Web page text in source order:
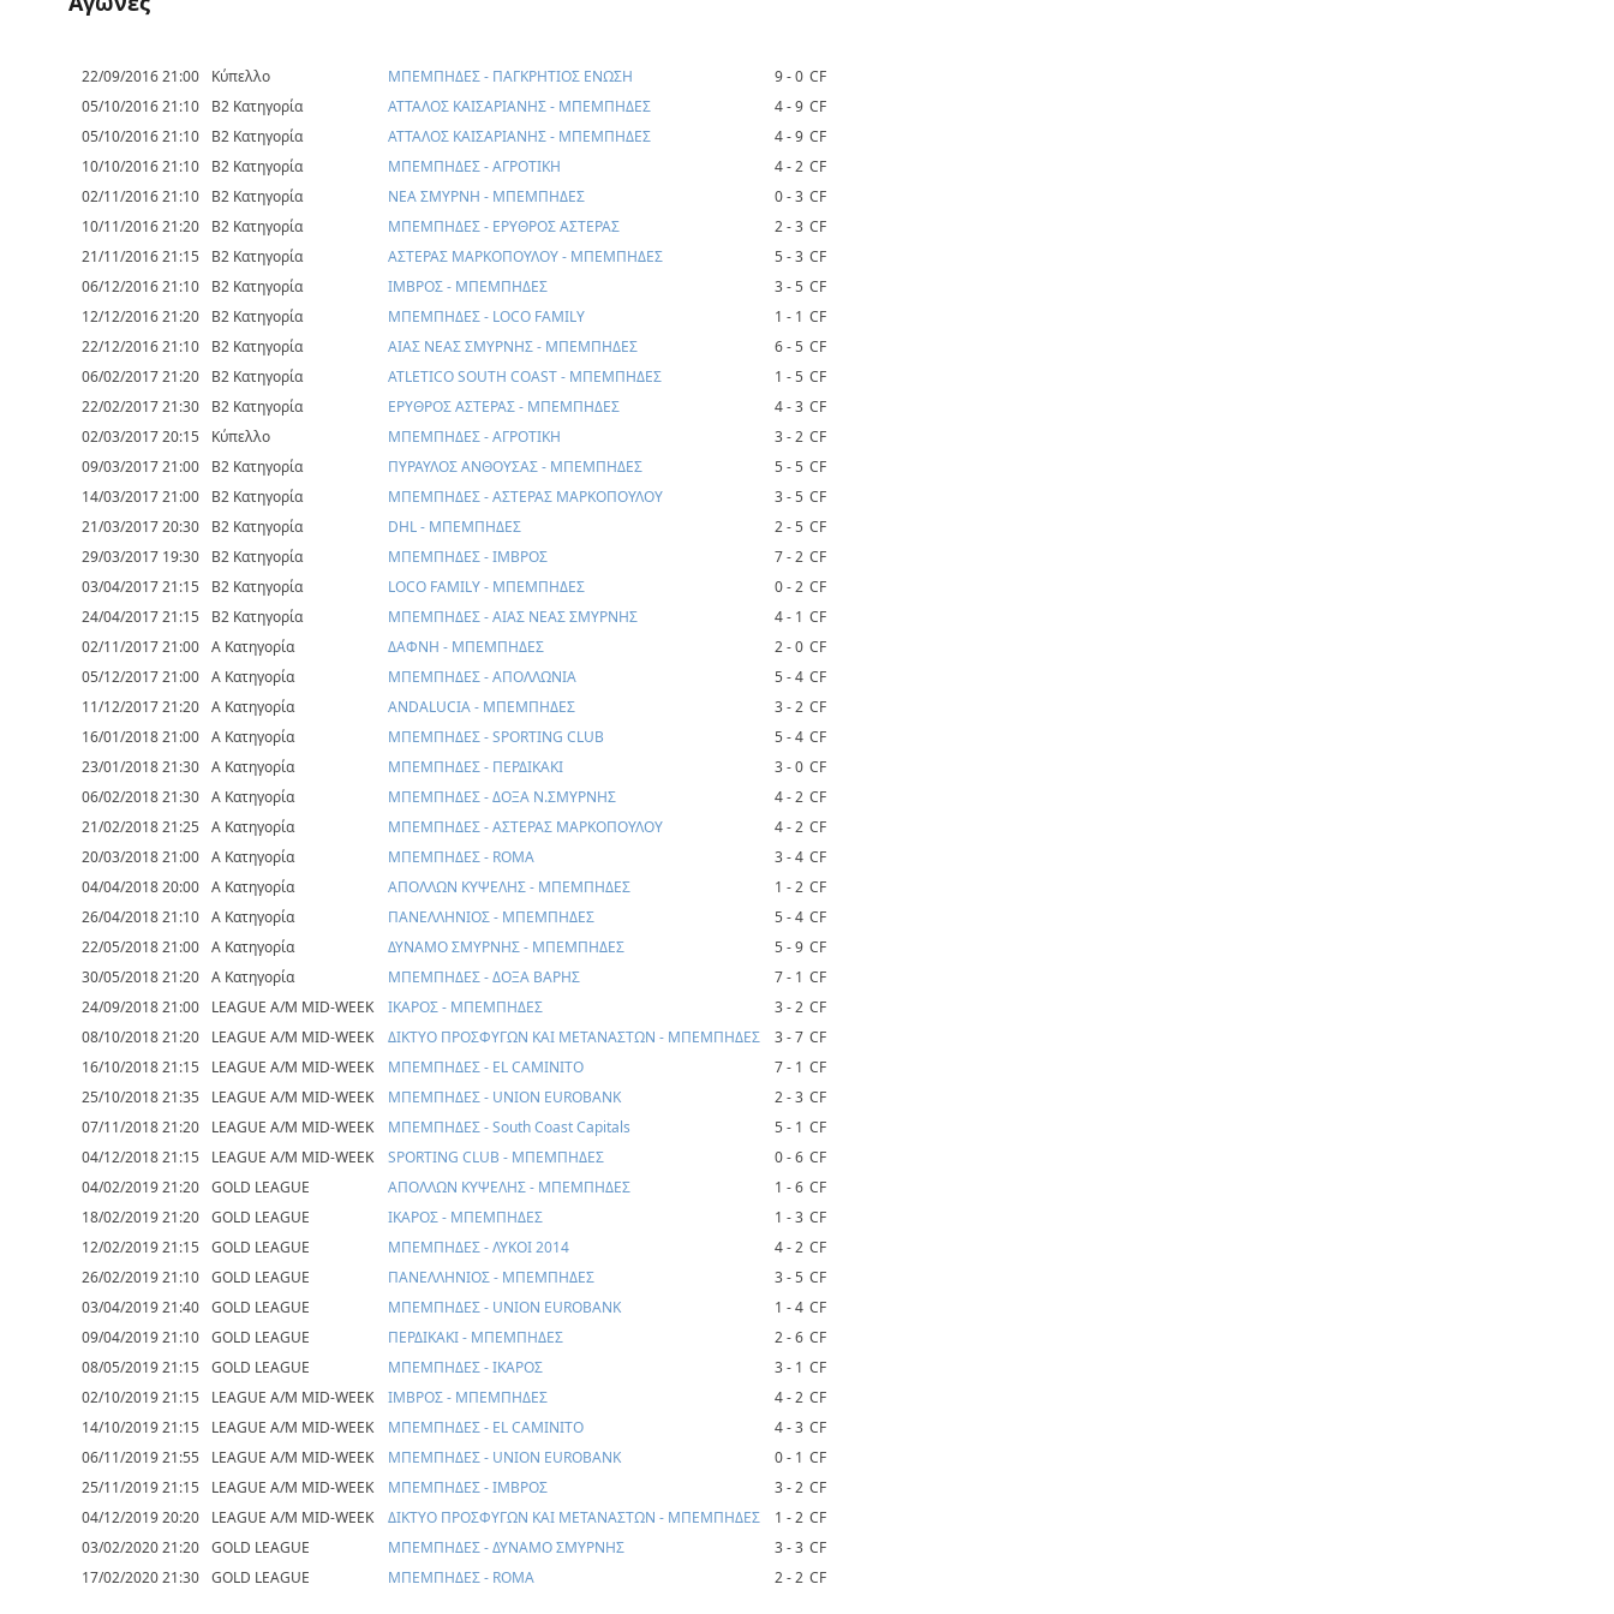
22/09/2016 21:00 Κύπελλο ΜΠΕΜΠΗΔΕΣ - ΠΑΓΚΡΗΤΙΟΣ ΕΝΩΣΗ 9 - 0 CF
05/10/2016 21:10
Β2 Κατηγορία ΑΤΤΑΛΟΣ ΚΑΙΣΑΡΙΑΝΗΣ - ΜΠΕΜΠΗΔΕΣ 4 - 9 CF
05/10/2016 21:10
Β2 Κατηγορία ΑΤΤΑΛΟΣ ΚΑΙΣΑΡΙΑΝΗΣ - ΜΠΕΜΠΗΔΕΣ 4 - 9 CF
10/10/2016 21:10
Β2 Κατηγορία ΜΠΕΜΠΗΔΕΣ - ΑΓΡΟΤΙΚΗ 4 - 2 CF
02/11/2016 21:10
Β2 Κατηγορία ΝΕΑ ΣΜΥΡΝΗ - ΜΠΕΜΠΗΔΕΣ 0 - 3 CF
10/11/2016 21:20
Β2 Κατηγορία ΜΠΕΜΠΗΔΕΣ - ΕΡΥΘΡΟΣ ΑΣΤΕΡΑΣ 2 - 3 CF
21/11/2016 21:15
Β2 Κατηγορία ΑΣΤΕΡΑΣ ΜΑΡΚΟΠΟΥΛΟΥ - ΜΠΕΜΠΗΔΕΣ 5 - 3 CF
06/12/2016 21:10
Β2 Κατηγορία ΙΜΒΡΟΣ - ΜΠΕΜΠΗΔΕΣ 3 - 5 CF
12/12/2016 21:20
Β2 Κατηγορία ΜΠΕΜΠΗΔΕΣ - LOCO FAMILY 1 - 1 CF
22/12/2016 21:10
Β2 Κατηγορία ΑΙΑΣ ΝΕΑΣ ΣΜΥΡΝΗΣ - ΜΠΕΜΠΗΔΕΣ 6 - 5 CF
06/02/2017 21:20
Β2 Κατηγορία ATLETICO SOUTH COAST - ΜΠΕΜΠΗΔΕΣ 1 - 5 CF
22/02/2017 21:30
Β2 Κατηγορία ΕΡΥΘΡΟΣ ΑΣΤΕΡΑΣ - ΜΠΕΜΠΗΔΕΣ 4 - 3 CF
02/03/2017 20:15
Κύπελλο ΜΠΕΜΠΗΔΕΣ - ΑΓΡΟΤΙΚΗ 3 - 2 CF
09/03/2017 21:00
Β2 Κατηγορία ΠΥΡΑΥΛΟΣ ΑΝΘΟΥΣΑΣ - ΜΠΕΜΠΗΔΕΣ 5 - 5 CF
14/03/2017 21:00
Β2 Κατηγορία ΜΠΕΜΠΗΔΕΣ - ΑΣΤΕΡΑΣ ΜΑΡΚΟΠΟΥΛΟΥ 3 - 5 CF
21/03/2017 20:30
Β2 Κατηγορία DHL - ΜΠΕΜΠΗΔΕΣ 2 - 5 CF
29/03/2017 19:30
Β2 Κατηγορία ΜΠΕΜΠΗΔΕΣ - ΙΜΒΡΟΣ 7 - 2 CF
03/04/2017 21:15
Β2 Κατηγορία LOCO FAMILY - ΜΠΕΜΠΗΔΕΣ 0 - 2 CF
24/04/2017 21:15
Β2 Κατηγορία ΜΠΕΜΠΗΔΕΣ - ΑΙΑΣ ΝΕΑΣ ΣΜΥΡΝΗΣ 4 - 1 CF
02/11/2017 21:00 Α Κατηγορία ΔΑΦΝΗ - ΜΠΕΜΠΗΔΕΣ 2 - 0 CF
05/12/2017 21:00 Α Κατηγορία ΜΠΕΜΠΗΔΕΣ - ΑΠΟΛΛΩΝΙΑ 5 - 4 CF
11/12/2017 21:20 Α Κατηγορία ANDALUCIA - ΜΠΕΜΠΗΔΕΣ 3 - 2 CF
16/01/2018 21:00 Α Κατηγορία ΜΠΕΜΠΗΔΕΣ - SPORTING CLUB 5 - 4 CF
23/01/2018 21:30 Α Κατηγορία ΜΠΕΜΠΗΔΕΣ - ΠΕΡΔΙΚΑΚΙ 3 - 0 CF
06/02/2018 21:30 Α Κατηγορία ΜΠΕΜΠΗΔΕΣ - ΔΟΞΑ Ν.ΣΜΥΡΝΗΣ 4 - 2 CF
21/02/2018 21:25 Α Κατηγορία ΜΠΕΜΠΗΔΕΣ - ΑΣΤΕΡΑΣ ΜΑΡΚΟΠΟΥΛΟΥ 4 - 2 CF
20/03/2018 21:00 Α Κατηγορία ΜΠΕΜΠΗΔΕΣ - ROMA 3 - 4 CF
04/04/2018 20:00 Α Κατηγορία ΑΠΟΛΛΩΝ ΚΥΨΕΛΗΣ - ΜΠΕΜΠΗΔΕΣ 1 - 2 CF
26/04/2018 21:10 Α Κατηγορία ΠΑΝΕΛΛΗΝΙΟΣ - ΜΠΕΜΠΗΔΕΣ 5 - 4 CF
22/05/2018 21:00 Α Κατηγορία ΔΥΝΑΜΟ ΣΜΥΡΝΗΣ - ΜΠΕΜΠΗΔΕΣ 5 - 9 CF
30/05/2018 21:20 Α Κατηγορία ΜΠΕΜΠΗΔΕΣ - ΔΟΞΑ ΒΑΡΗΣ 7 - 1 CF
24/09/2018 21:00
LEAGUE A/M MID-WEEK ΙΚΑΡΟΣ - ΜΠΕΜΠΗΔΕΣ 3 - 2 CF
08/10/2018 21:20
LEAGUE A/M MID-WEEK ΔΙΚΤΥΟ ΠΡΟΣΦΥΓΩΝ ΚΑΙ ΜΕΤΑΝΑΣΤΩΝ - ΜΠΕΜΠΗΔΕΣ 3 - 7 CF
16/10/2018 21:15
LEAGUE A/M MID-WEEK ΜΠΕΜΠΗΔΕΣ - EL CAMINITO 7 - 1 CF
25/10/2018 21:35
LEAGUE A/M MID-WEEK ΜΠΕΜΠΗΔΕΣ - UNION EUROBANK 2 - 3 CF
07/11/2018 21:20
LEAGUE A/M MID-WEEK ΜΠΕΜΠΗΔΕΣ - South Coast Capitals 5 - 1 CF
04/12/2018 21:15
LEAGUE A/M MID-WEEK SPORTING CLUB - ΜΠΕΜΠΗΔΕΣ 0 - 6 CF
04/02/2019 21:20 GOLD LEAGUE ΑΠΟΛΛΩΝ ΚΥΨΕΛΗΣ - ΜΠΕΜΠΗΔΕΣ 1 - 6 CF
18/02/2019 21:20 GOLD LEAGUE ΙΚΑΡΟΣ - ΜΠΕΜΠΗΔΕΣ 1 - 3 CF
12/02/2019 21:15 GOLD LEAGUE ΜΠΕΜΠΗΔΕΣ - ΛΥΚΟΙ 2014 4 - 2 CF
26/02/2019 21:10 GOLD LEAGUE ΠΑΝΕΛΛΗΝΙΟΣ - ΜΠΕΜΠΗΔΕΣ 3 - 5 CF
03/04/2019 21:40 GOLD LEAGUE ΜΠΕΜΠΗΔΕΣ - UNION EUROBANK 1 - 4 CF
09/04/2019 21:10 GOLD LEAGUE ΠΕΡΔΙΚΑΚΙ - ΜΠΕΜΠΗΔΕΣ 2 - 6 CF
08/05/2019 21:15 GOLD LEAGUE ΜΠΕΜΠΗΔΕΣ - ΙΚΑΡΟΣ 3 - 1 CF
02/10/2019 21:15
LEAGUE A/M MID-WEEK ΙΜΒΡΟΣ - ΜΠΕΜΠΗΔΕΣ 4 - 2 CF
14/10/2019 21:15
LEAGUE A/M MID-WEEK ΜΠΕΜΠΗΔΕΣ - EL CAMINITO 4 - 3 CF
06/11/2019 21:55
LEAGUE A/M MID-WEEK ΜΠΕΜΠΗΔΕΣ - UNION EUROBANK 0 - 1 CF
25/11/2019 21:15
LEAGUE A/M MID-WEEK ΜΠΕΜΠΗΔΕΣ - ΙΜΒΡΟΣ 3 - 2 CF
04/12/2019 20:20
LEAGUE A/M MID-WEEK ΔΙΚΤΥΟ ΠΡΟΣΦΥΓΩΝ ΚΑΙ ΜΕΤΑΝΑΣΤΩΝ - ΜΠΕΜΠΗΔΕΣ 1 - 2 CF
03/02/2020 21:20 GOLD LEAGUE ΜΠΕΜΠΗΔΕΣ - ΔΥΝΑΜΟ ΣΜΥΡΝΗΣ 3 - 3 CF
17/02/2020 21:30 GOLD LEAGUE ΜΠΕΜΠΗΔΕΣ - ROMA 2 - 2 CF